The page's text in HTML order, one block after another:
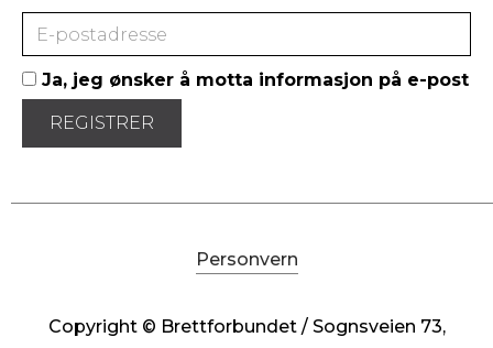
Ja, jeg ønsker å motta informasjon på e-post
Personvern
Copyright © Brettforbundet / Sognsveien 73,